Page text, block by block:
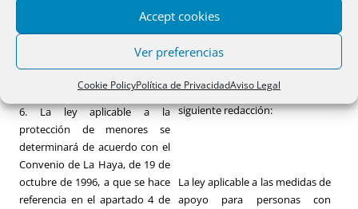
Accept cookies
Ver preferencias
Cookie PolicyPolítica de PrivacidadAviso Legal
TEXTO PREVIO NUEVO TEXTO
6. La ley aplicable a la
protección de menores se
determinará de acuerdo con el
Convenio de La Haya, de 19 de
octubre de 1996, a que se hace
referencia en el apartado 4 de
artículo 9.6pasa a tener la
siguiente redacción:
La ley aplicable a las medidas de
apoyo para personas con